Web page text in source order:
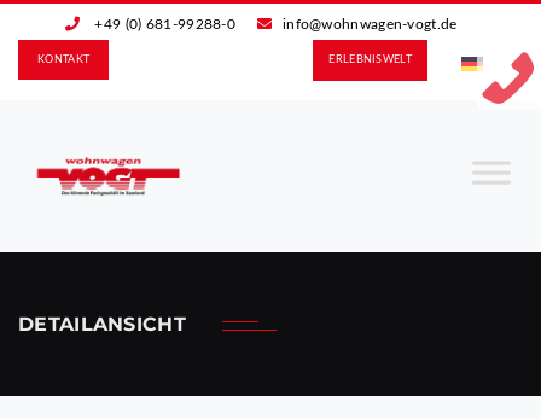
+49 (0) 681-99288-0 info@wohnwagen-vogt.de
ERLEBNIS­WELT
KONTAKT
DETAILANSICHT